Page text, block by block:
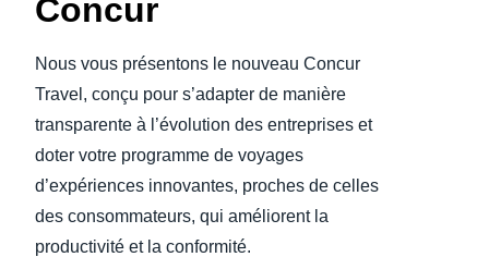
Concur
Nous vous présentons le nouveau Concur
Travel, conçu pour s’adapter de manière
transparente à l’évolution des entreprises et
doter votre programme de voyages
d’expériences innovantes, proches de celles
des consommateurs, qui améliorent la
productivité et la conformité.